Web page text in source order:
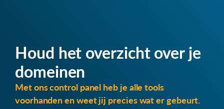
Houd het overzicht over je
domeinen
Met ons control panel heb je alle tools
voorhanden en weet jij precies wat er gebeurt.